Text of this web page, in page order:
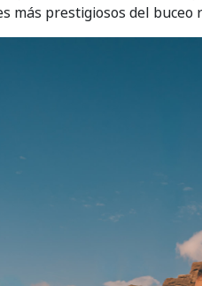
más prestigiosos del buceo